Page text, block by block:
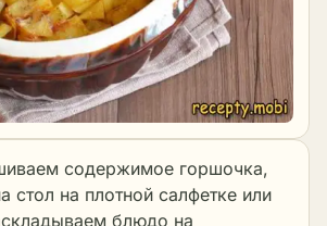
содержимое горшочка,
стол на плотной салфетке или
блюдо на